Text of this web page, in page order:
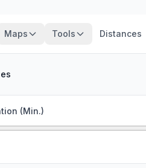
Maps Tools Distances
(Min.)